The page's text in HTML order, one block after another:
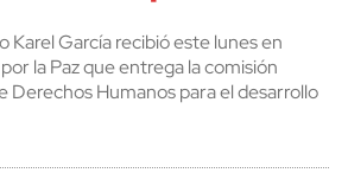
Karel García recibió este lunes en
la Paz que entrega la comisión
Derechos Humanos para el desarrollo